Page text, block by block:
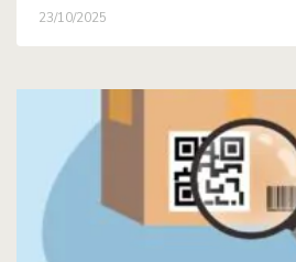
23/10/2025